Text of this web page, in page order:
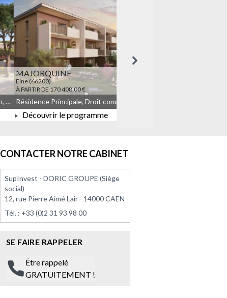
Suivant
Résidence Principale, Droit commun, Meublé non géré, JEANBRUN
MAJORQUINE
Elne (66200)
À PARTIR DE 170 408,00 €
À PARTIR DE 170 408,00 €
Découvrir le programme
CONTACTER NOTRE CABINET
SupInvest - DORIC GROUPE (Siège
social)
12, rue Pierre Aimé Lair - 14000 CAEN
Tél. : +33 (0)2 31 93 98 00
SE FAIRE RAPPELER
Être rappelé
GRATUITEMENT !